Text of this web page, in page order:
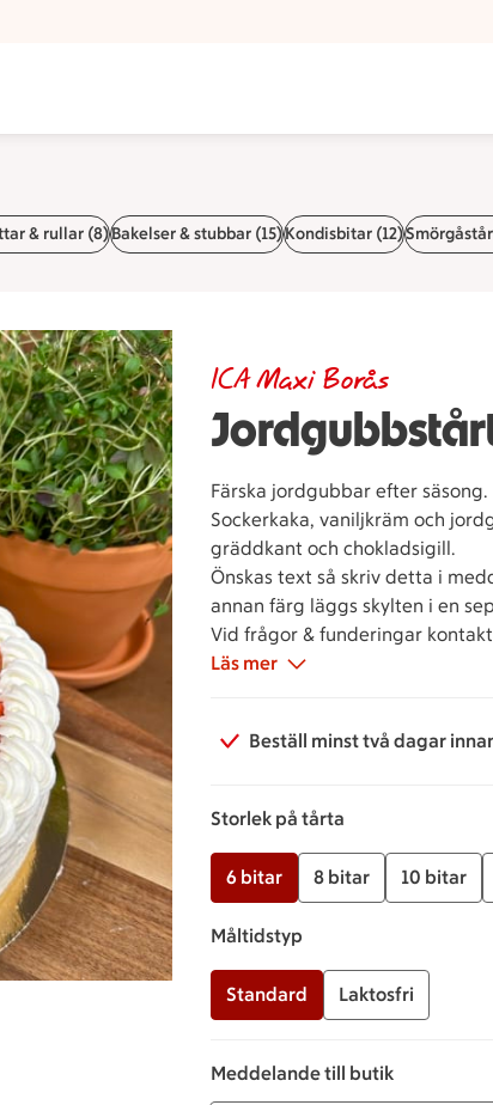
& rullar (8)Bakelser & stubbar (15)Kondisbitar (12)
ICA Maxi Borås
Färska jordgubbar efter säsong.
Sockerkaka, vaniljkräm och
gräddkant och chokladsigill.
Önskas text så skriv detta i
annan färg läggs skylten i en
Vid frågor & funderingar
Läs mer
Beställ minst två dagar
Storlek på tårta
6 bitar 8 bitar 10 bitar
Måltidstyp
Standard Laktosfri
Meddelande till butik